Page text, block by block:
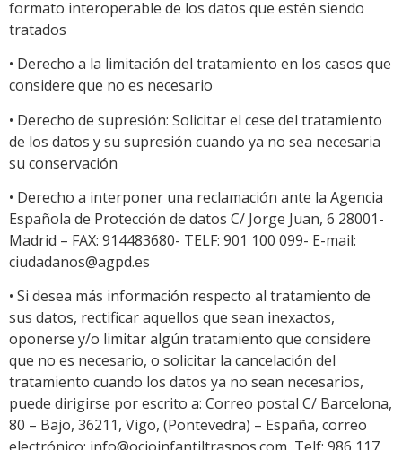
formato interoperable de los datos que estén siendo
tratados
• Derecho a la limitación del tratamiento en los casos que
considere que no es necesario
• Derecho de supresión: Solicitar el cese del tratamiento
de los datos y su supresión cuando ya no sea necesaria
su conservación
• Derecho a interponer una reclamación ante la Agencia
Española de Protección de datos C/ Jorge Juan, 6 28001-
Madrid – FAX: 914483680- TELF: 901 100 099- E-mail:
ciudadanos@agpd.es
• Si desea más información respecto al tratamiento de
sus datos, rectificar aquellos que sean inexactos,
oponerse y/o limitar algún tratamiento que considere
que no es necesario, o solicitar la cancelación del
tratamiento cuando los datos ya no sean necesarios,
puede dirigirse por escrito a: Correo postal C/ Barcelona,
80 – Bajo, 36211, Vigo, (Pontevedra) – España, correo